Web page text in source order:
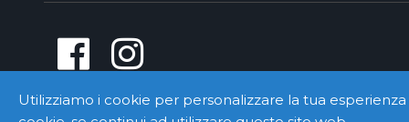
Utilizziamo i cookie per personalizzare la tua